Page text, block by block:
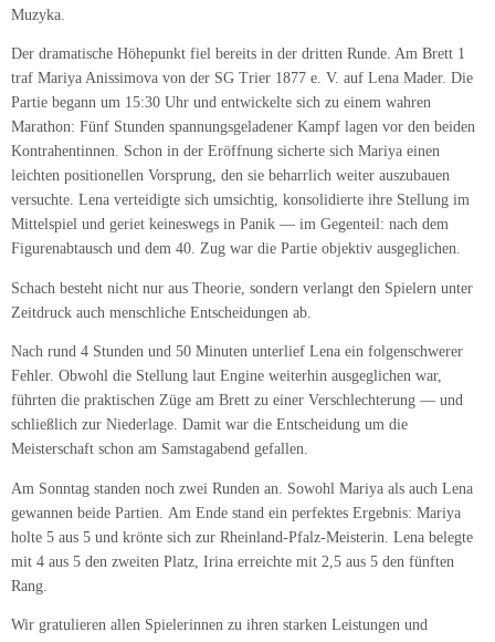
Muzyka.
Der dramatische Höhepunkt fiel bereits in der dritten Runde. Am Brett 1
traf Mariya Anissimova von der SG Trier 1877 e. V. auf Lena Mader. Die
Partie begann um 15:30 Uhr und entwickelte sich zu einem wahren
Marathon: Fünf Stunden spannungsgeladener Kampf lagen vor den beiden
Kontrahentinnen. Schon in der Eröffnung sicherte sich Mariya einen
leichten positionellen Vorsprung, den sie beharrlich weiter auszubauen
versuchte. Lena verteidigte sich umsichtig, konsolidierte ihre Stellung im
Mittelspiel und geriet keineswegs in Panik — im Gegenteil: nach dem
Figurenabtausch und dem 40. Zug war die Partie objektiv ausgeglichen.
Schach besteht nicht nur aus Theorie, sondern verlangt den Spielern unter
Zeitdruck auch menschliche Entscheidungen ab.
Nach rund 4 Stunden und 50 Minuten unterlief Lena ein folgenschwerer
Fehler. Obwohl die Stellung laut Engine weiterhin ausgeglichen war,
führten die praktischen Züge am Brett zu einer Verschlechterung — und
schließlich zur Niederlage. Damit war die Entscheidung um die
Meisterschaft schon am Samstagabend gefallen.
Am Sonntag standen noch zwei Runden an. Sowohl Mariya als auch Lena
gewannen beide Partien. Am Ende stand ein perfektes Ergebnis: Mariya
holte 5 aus 5 und krönte sich zur Rheinland‑Pfalz‑Meisterin. Lena belegte
mit 4 aus 5 den zweiten Platz, Irina erreichte mit 2,5 aus 5 den fünften
Rang.
Wir gratulieren allen Spielerinnen zu ihren starken Leistungen und